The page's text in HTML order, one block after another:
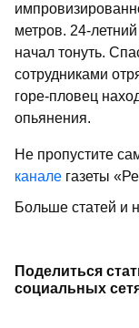
метров. 24-
начал тонуть.
сотрудниками
горе-пловец
опьянения.
Не пропустите
канале газеты
Больше статей и
Поделиться
социальных